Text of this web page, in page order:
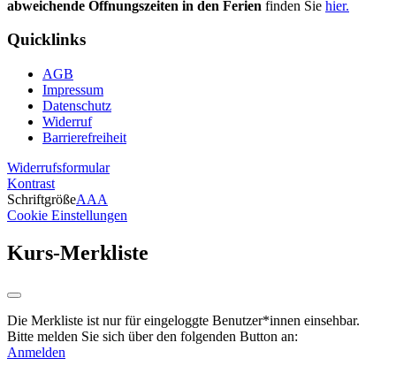
abweichende Öffnungszeiten in den Ferien finden Sie hier.
Quicklinks
AGB
Impressum
Datenschutz
Widerruf
Barrierefreiheit
Widerrufsformular
Kontrast
SchriftgrößeAAA
Cookie Einstellungen
Kurs-Merkliste
Die Merkliste ist nur für eingeloggte Benutzer*innen einsehbar.
Bitte melden Sie sich über den folgenden Button an:
Anmelden